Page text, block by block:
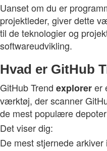
Uanset om du er
projektleder, giver dette
til de teknologier og
softwareudvikling.
Hvad er GitHub
GitHub Trend explorerer
værktøj, der scanner
de mest populære
Det viser dig:
De mest stjernede